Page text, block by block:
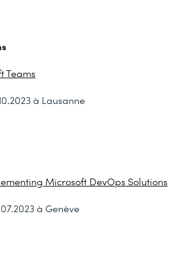
Teams
à Lausanne
Microsoft DevOps Solutions
à Genève